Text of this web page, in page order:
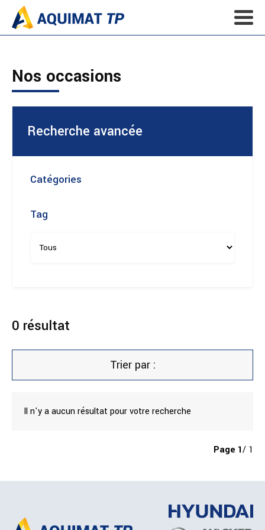
Nos occasions
Recherche avancée
Catégories
Tag
0 résultat
Trier par :
Il n'y a aucun résultat pour votre recherche
Page 1/ 1